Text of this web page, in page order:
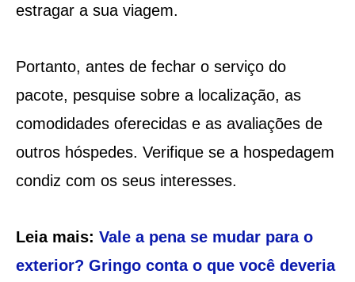
estragar a sua viagem.
Portanto, antes de fechar o serviço do
pacote, pesquise sobre a localização, as
comodidades oferecidas e as avaliações de
outros hóspedes. Verifique se a hospedagem
condiz com os seus interesses.
Leia mais: Vale a pena se mudar para o
exterior? Gringo conta o que você deveria